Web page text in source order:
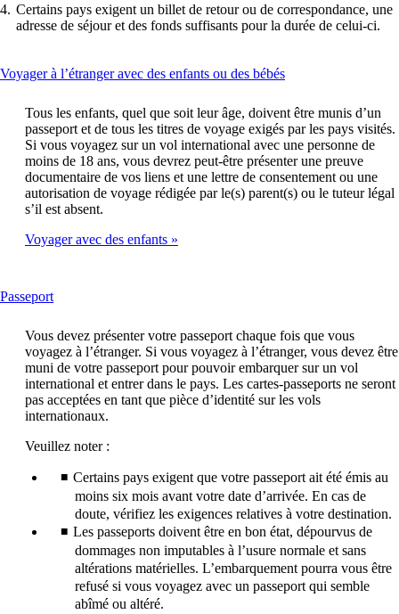
Certains pays exigent un billet de retour ou de correspondance, une
adresse de séjour et des fonds suffisants pour la durée de celui-ci.
Voyager à l’étranger avec des enfants ou des bébésThis
can
be
expanded
Tous les enfants, quel que soit leur âge, doivent être munis d’un
passeport et de tous les titres de voyage exigés par les pays visités.
Si vous voyagez sur un vol international avec une personne de
moins de 18 ans, vous devrez peut-être présenter une preuve
documentaire de vos liens et une lettre de consentement ou une
autorisation de voyage rédigée par le(s) parent(s) ou le tuteur légal
s’il est absent.
Voyager avec des enfants
PasseportThis
can
be
expanded
Vous devez présenter votre passeport chaque fois que vous
voyagez à l’étranger. Si vous voyagez à l’étranger, vous devez être
muni de votre passeport pour pouvoir embarquer sur un vol
international et entrer dans le pays. Les cartes-passeports ne seront
pas acceptées en tant que pièce d’identité sur les vols
internationaux.
Veuillez noter :
Certains pays exigent que votre passeport ait été émis au
moins six mois avant votre date d’arrivée. En cas de
doute, vérifiez les exigences relatives à votre destination.
Les passeports doivent être en bon état, dépourvus de
dommages non imputables à l’usure normale et sans
altérations matérielles. L’embarquement pourra vous être
refusé si vous voyagez avec un passeport qui semble
abîmé ou altéré.